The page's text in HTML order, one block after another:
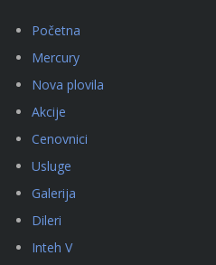
Početna
Mercury
Nova plovila
Akcije
Cenovnici
Usluge
Galerija
Dileri
Inteh V